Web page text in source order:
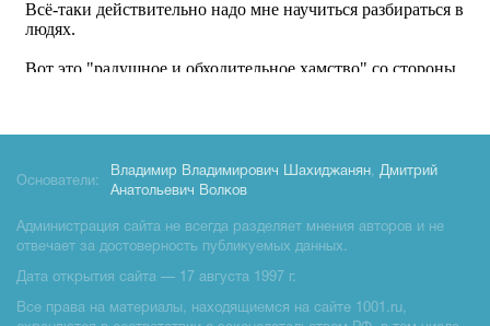
Основатели:
Владимир Владимирович Шахиджанян, Дмитрий
Анатольевич Волков
Администрация сайта не всегда разделяет мнения авторов и не
отвечает за достоверность публикуемых данных.
Дата открытия сайта — 17 августа 1997 г.
Все права на материалы, находящиемся на сайте 1001.ru,